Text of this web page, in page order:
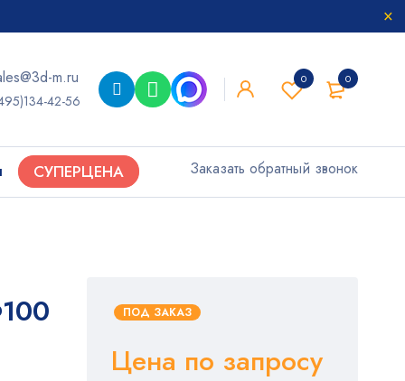
0
0
m.ru
42-56
СУПЕРЦЕНА Заказать обратный звонок
ПОД ЗАКАЗ
Цена по запросу